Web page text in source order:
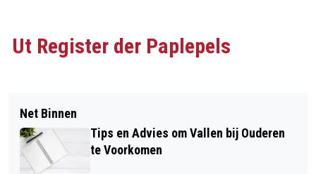
Ut Register der Paplepels
Net Binnen
Tips en Advies om Vallen bij Ouderen
te Voorkomen